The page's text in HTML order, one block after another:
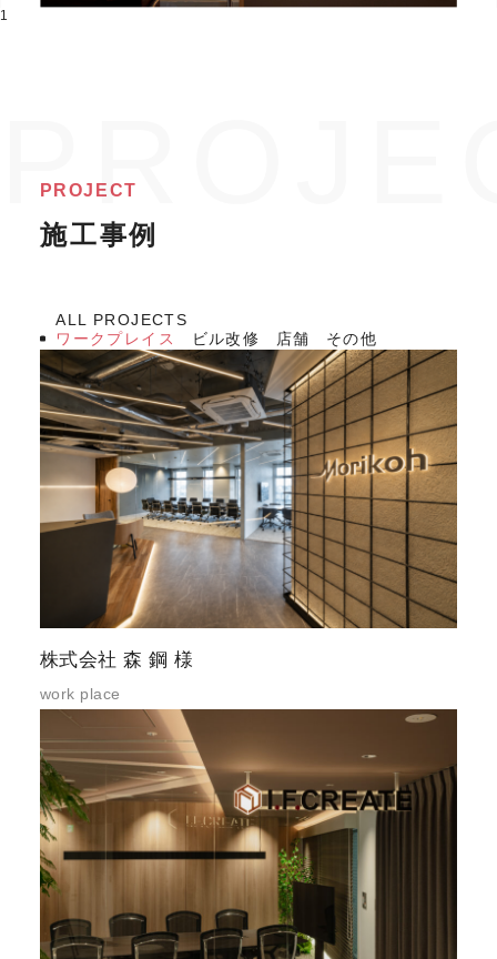
1
PROJECT
施工事例
ALL PROJECTS
ワークプレイス
ビル改修 店舗 その他
株式会社 森 鋼 様
work place